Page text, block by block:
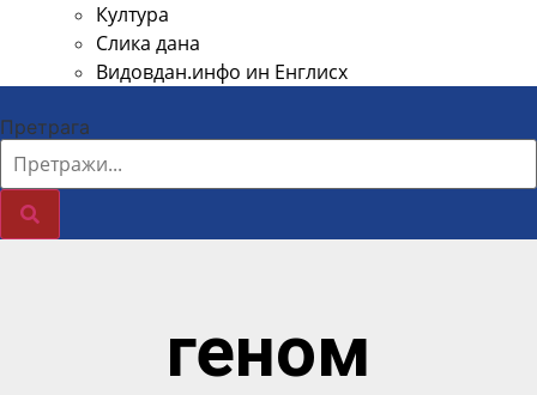
Култура
Слика дана
Видовдан.инфо ин Енглисх
Претрага
геном